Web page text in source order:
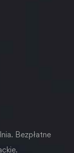
Bezpłatne